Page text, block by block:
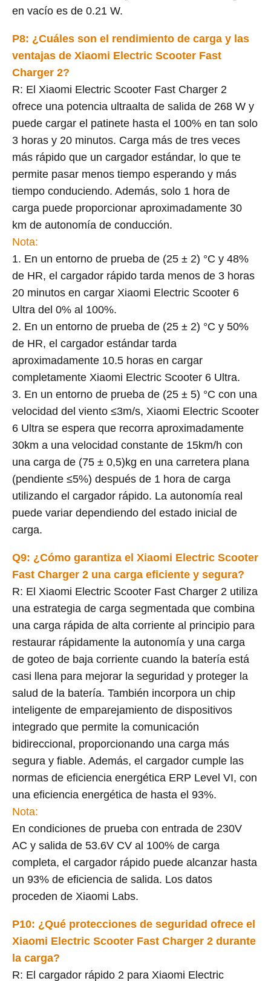
en vacío es de 0.21 W.
P8: ¿Cuáles son el rendimiento de carga y las
ventajas de Xiaomi Electric Scooter Fast
Charger 2?
R: El Xiaomi Electric Scooter Fast Charger 2
ofrece una potencia ultraalta de salida de 268 W y
puede cargar el patinete hasta el 100% en tan solo
3 horas y 20 minutos. Carga más de tres veces
más rápido que un cargador estándar, lo que te
permite pasar menos tiempo esperando y más
tiempo conduciendo. Además, solo 1 hora de
carga puede proporcionar aproximadamente 30
km de autonomía de conducción.
Nota:
1. En un entorno de prueba de (25 ± 2) °C y 48%
de HR, el cargador rápido tarda menos de 3 horas
20 minutos en cargar Xiaomi Electric Scooter 6
Ultra del 0% al 100%.
2. En un entorno de prueba de (25 ± 2) °C y 50%
de HR, el cargador estándar tarda
aproximadamente 10.5 horas en cargar
completamente Xiaomi Electric Scooter 6 Ultra.
3. En un entorno de prueba de (25 ± 5) °C con una
velocidad del viento ≤3m/s, Xiaomi Electric Scooter
6 Ultra se espera que recorra aproximadamente
30km a una velocidad constante de 15km/h con
una carga de (75 ± 0,5)kg en una carretera plana
(pendiente ≤5%) después de 1 hora de carga
utilizando el cargador rápido. La autonomía real
puede variar dependiendo del estado inicial de
carga.
Q9: ¿Cómo garantiza el Xiaomi Electric Scooter
Fast Charger 2 una carga eficiente y segura?
R: El Xiaomi Electric Scooter Fast Charger 2 utiliza
una estrategia de carga segmentada que combina
una carga rápida de alta corriente al principio para
restaurar rápidamente la autonomía y una carga
de goteo de baja corriente cuando la batería está
casi llena para mejorar la seguridad y proteger la
salud de la batería. También incorpora un chip
inteligente de emparejamiento de dispositivos
integrado que permite la comunicación
bidireccional, proporcionando una carga más
segura y fiable. Además, el cargador cumple las
normas de eficiencia energética ERP Level VI, con
una eficiencia energética de hasta el 93%.
Nota:
En condiciones de prueba con entrada de 230V
AC y salida de 53.6V CV al 100% de carga
completa, el cargador rápido puede alcanzar hasta
un 93% de eficiencia de salida. Los datos
proceden de Xiaomi Labs.
P10: ¿Qué protecciones de seguridad ofrece el
Xiaomi Electric Scooter Fast Charger 2 durante
la carga?
R: El cargador rápido 2 para Xiaomi Electric